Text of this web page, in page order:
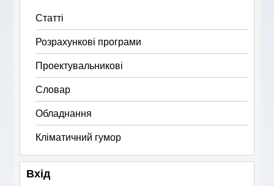
Статті
Розрахункові програми
Проектувальникові
Словар
Обладнання
Кліматичний гумор
Вхід